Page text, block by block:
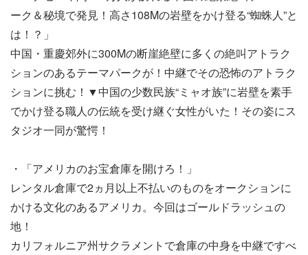
ーク＆秘境で発見！高さ108Mの岩壁をかけ登る“蜘蛛人”と
は！？」
中国・重慶郊外に300Mの断崖絶壁に多くの絶叫アトラク
ションのあるテーマパークが！中継でその恐怖のアトラク
ションに挑む！▼中国の少数民族“ミャオ族”に岩壁を素手
でかけ登る職人の伝統を受け継ぐ女性がいた！その姿にス
タジオ一同が驚愕！
・「アメリカのお宝倉庫を開けろ！」
レンタル倉庫で2ヵ月以上不払いのものをオークションに
かける文化のあるアメリカ。今回はゴールドラッシュの
地！
カリフォルニア州サクラメントで倉庫の中身を中継ですべ